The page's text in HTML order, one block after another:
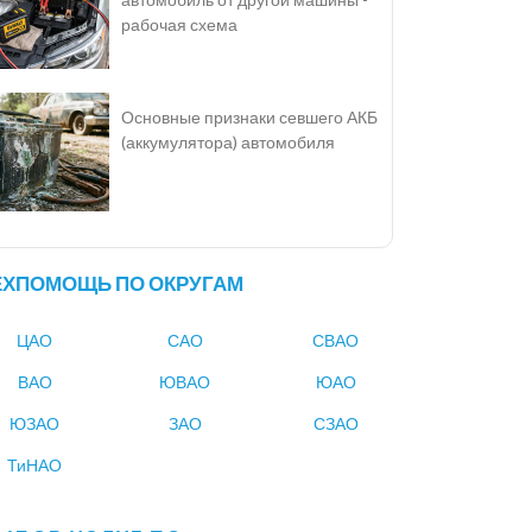
рабочая схема
Основные признаки севшего АКБ
(аккумулятора) автомобиля
ПО ОКРУГАМ
ЦАО САО СВАО
ВАО ЮВАО ЮАО
ЮЗАО ЗАО СЗАО
ТиНАО